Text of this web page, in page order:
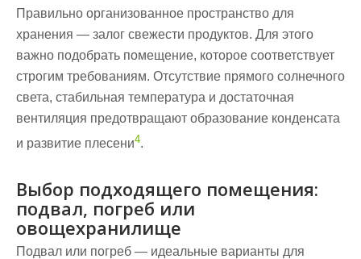
Правильно организованное пространство для
хранения — залог свежести продуктов. Для этого
важно подобрать помещение, которое соответствует
строгим требованиям. Отсутствие прямого солнечного
света, стабильная температура и достаточная
вентиляция предотвращают образование конденсата
и развитие плесени4.
Выбор подходящего помещения:
подвал, погреб или
овощехранилище
Подвал или погреб — идеальные варианты для